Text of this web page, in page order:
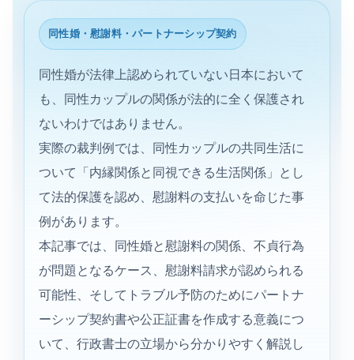
同性婚・慰謝料・パートナーシップ契約
同性婚が法律上認められていない日本において
も、同性カップルの関係が法的に全く保護され
ないわけではありません。
実際の裁判例では、同性カップルの共同生活に
ついて「内縁関係と同視できる生活関係」とし
て法的保護を認め、慰謝料の支払いを命じた事
例があります。
本記事では、同性婚と慰謝料の関係、不貞行為
が問題となるケース、慰謝料請求が認められる
可能性、そしてトラブル予防のためにパートナ
ーシップ契約書や公正証書を作成する意義につ
いて、行政書士の立場から分かりやすく解説し